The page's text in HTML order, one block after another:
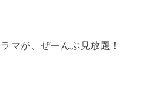
マが、ぜーんぶ見放題！